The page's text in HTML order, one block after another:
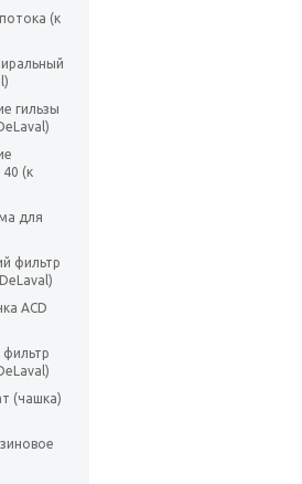
(к
гильзы
(к
для
фильтр
ACD
(чашка)